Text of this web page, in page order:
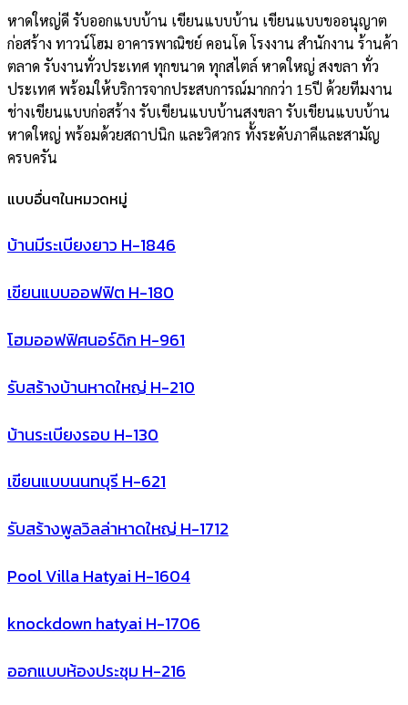
หาดใหญ่ดี รับออกแบบบ้าน เขียนแบบบ้าน เขียนแบบขออนุญาต
ก่อสร้าง ทาวน์โฮม อาคารพาณิชย์ คอนโด โรงงาน สำนักงาน ร้านค้า
ตลาด รับงานทั่วประเทศ ทุกขนาด ทุกสไตล์ หาดใหญ่ สงขลา ทั่ว
ประเทศ พร้อมให้บริการจากประสบการณ์มากกว่า 15ปี ด้วยทีมงาน
ช่างเขียนแบบก่อสร้าง รับเขียนแบบบ้านสงขลา รับเขียนแบบบ้าน
หาดใหญ่ พร้อมด้วยสถาปนิก และวิศวกร ทั้งระดับภาคีและสามัญ
ครบครัน
แบบอื่นๆในหมวดหมู่
บ้านมีระเบียงยาว H-1846
เขียนแบบออฟฟิต H-180
โฮมออฟฟิศนอร์ดิก H-961
รับสร้างบ้านหาดใหญ่ H-210
บ้านระเบียงรอบ H-130
เขียนแบบนนทบุรี H-621
รับสร้างพูลวิลล่าหาดใหญ่ H-1712
Pool Villa Hatyai H-1604
knockdown hatyai H-1706
ออกแบบห้องประชุม H-216